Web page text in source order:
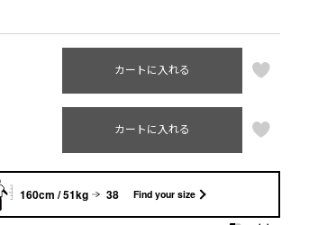
カートに入れる
カートに入れる
160cm / 51kg 38 Find your size